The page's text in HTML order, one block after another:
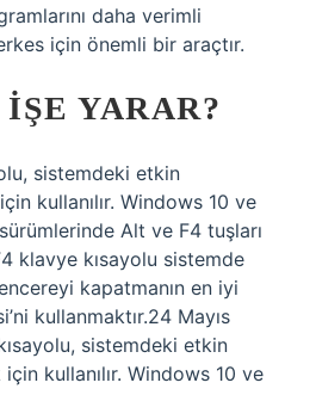
daha verimli
için önemli bir araçtır.
YARAR?
sistemdeki etkin
kullanılır. Windows 10 ve
Alt ve F4 tuşları
klavye kısayolu sistemde
kapatmanın en iyi
kullanmaktır.24 Mayıs
sistemdeki etkin
kullanılır. Windows 10 ve